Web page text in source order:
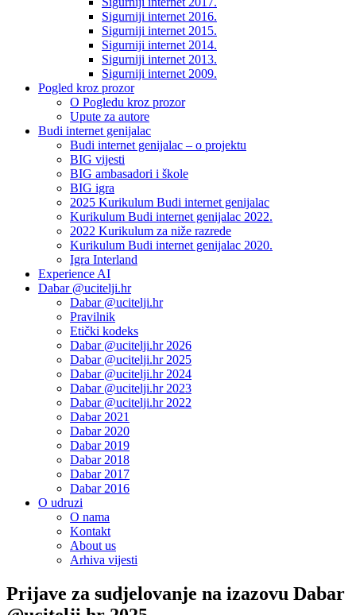
Sigurniji internet 2016.
Sigurniji internet 2015.
Sigurniji internet 2014.
Sigurniji internet 2013.
Sigurniji internet 2009.
Pogled kroz prozor
O Pogledu kroz prozor
Upute za autore
Budi internet genijalac
Budi internet genijalac – o projektu
BIG vijesti
BIG ambasadori i škole
BIG igra
2025 Kurikulum Budi internet genijalac
Kurikulum Budi internet genijalac 2022.
2022 Kurikulum za niže razrede
Kurikulum Budi internet genijalac 2020.
Igra Interland
Experience AI
Dabar @ucitelji.hr
Dabar @ucitelji.hr
Pravilnik
Etički kodeks
Dabar @ucitelji.hr 2026
Dabar @ucitelji.hr 2025
Dabar @ucitelji.hr 2024
Dabar @ucitelji.hr 2023
Dabar @ucitelji.hr 2022
Dabar 2021
Dabar 2020
Dabar 2019
Dabar 2018
Dabar 2017
Dabar 2016
O udruzi
O nama
Kontakt
About us
Arhiva vijesti
Prijave za sudjelovanje na izazovu Dabar